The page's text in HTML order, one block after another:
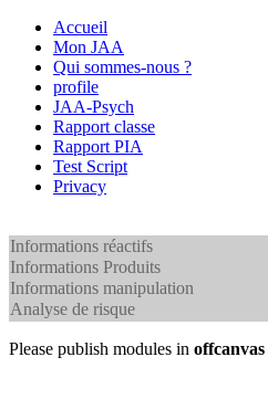
Accueil
Mon JAA
Qui sommes-nous ?
profile
JAA-Psych
Rapport classe
Rapport PIA
Test Script
Privacy
Informations réactifs
Informations Produits
Informations manipulation
Analyse de risque
Please publish modules in offcanvas